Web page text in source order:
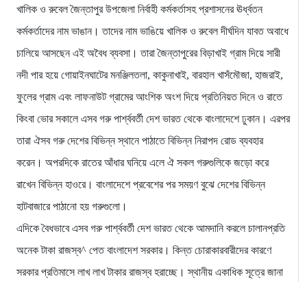
খালিক ও রুবেল জৈন্তাপুর উপজেলা নির্বাহী কর্মকর্তাসহ প্রশাসনের ঊর্ধ্বতন
কর্মকর্তাদের নাম ভাঙান। তাদের নাম ভাঙিয়ে খালিক ও রুবেল দীর্ঘদিন যাবত অবাধে
চালিয়ে আসছেন এই অবৈধ ব্যবসা। তারা জৈন্তাপুরের বিড়াখাই গ্রাম দিয়ে সারী
নদী পার হয়ে গোয়াইনঘাটের মনঞ্জিলতলা, কাকুনাখাই, বারহাল খাসঁমৌজা, হাজরাই,
ফুলের গ্রাম এবং লাফনাউট গ্রামের আংশিক অংশ দিয়ে প্রতিনিয়ত দিনে ও রাতে
কিংবা ভোর সকালে এসব গরু পার্শ্ববর্তী দেশ ভারত থেকে বাংলাদেশে ঢুকান। এরপর
তারা ঐসব গরু দেশের বিভিন্ন স্থানে পাঠাতে বিভিন্ন নিরাপদ রোড ব্যবহার
করেন। অপরদিকে রাতের আঁধার ঘনিয়ে এলে ঐ সকল গরুগুলিকে জড়ো করে
রাখেন বিভিন্ন হাওরে। বাংলাদেশে প্রবেশের পর সময়ণ বুঝে দেশের বিভিন্ন
হাটবাজারে পাঠানো হয় গরুগুলো।
এদিকে বৈধভাবে এসব গরু পার্শ্ববর্তী দেশ ভারত থেকে আমদানি করলে চালানপ্রতি
অনেক টাকা রাজস্ব^ পেত বাংলাদেশ সরকার। কিন্ত চোরাকারবারীদের কারণে
সরকার প্রতিমাসে লাখ লাখ টাকার রাজস্ব হরাচ্ছে। স্থানীয় একাধিক সূত্রে জানা